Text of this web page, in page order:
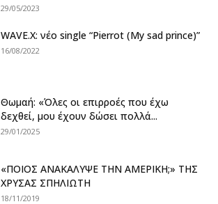
29/05/2023
WAVE.X: νέο single “Pierrot (My sad prince)”
16/08/2022
Θωμαή: «Όλες οι επιρροές που έχω
δεχθεί, μου έχουν δώσει πολλά...
29/01/2025
«ΠΟΙΟΣ ΑΝΑΚΑΛΥΨΕ ΤΗΝ ΑΜΕΡΙΚΗ;» ΤΗΣ
ΧΡΥΣΑΣ ΣΠΗΛΙΩΤΗ
18/11/2019